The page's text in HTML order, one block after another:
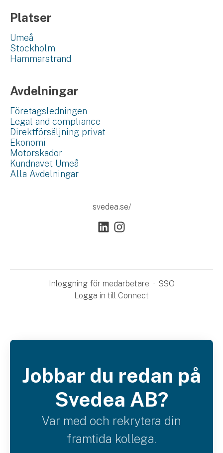
Platser
Umeå
Stockholm
Hammarstrand
Avdelningar
Företagsledningen
Legal and compliance
Direktförsäljning privat
Ekonomi
Motorskador
Kundnavet Umeå
Alla Avdelningar
svedea.se/
Inloggning för medarbetare · SSO
Logga in till Connect
Jobbar du redan på
Svedea AB?
Var med och rekrytera din
framtida kollega.